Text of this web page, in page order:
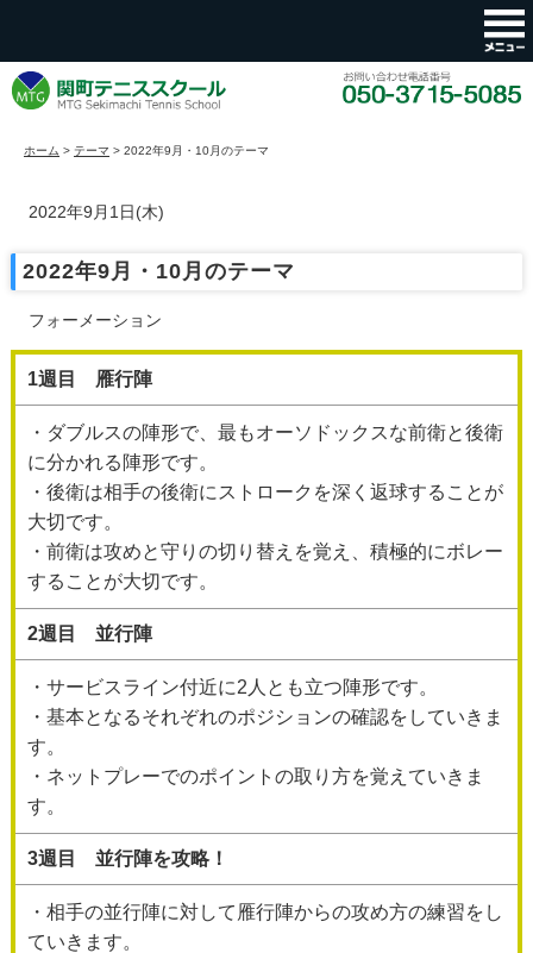
ホーム > テーマ > 2022年9月・10月のテーマ
2022年9月1日(木)
2022年9月・10月のテーマ
フォーメーション
1週目 雁行陣
・ダブルスの陣形で、最もオーソドックスな前衛と後衛
に分かれる陣形です。
・後衛は相手の後衛にストロークを深く返球することが
大切です。
・前衛は攻めと守りの切り替えを覚え、積極的にボレー
することが大切です。
2週目 並行陣
・サービスライン付近に2人とも立つ陣形です。
・基本となるそれぞれのポジションの確認をしていきま
す。
・ネットプレーでのポイントの取り方を覚えていきま
す。
3週目 並行陣を攻略！
・相手の並行陣に対して雁行陣からの攻め方の練習をし
ていきます。